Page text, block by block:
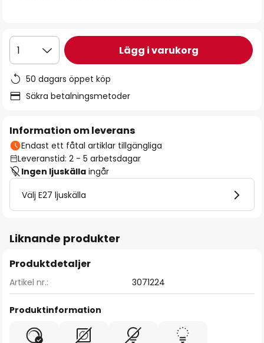
1 Lägg i varukorg
50 dagars öppet köp
Säkra betalningsmetoder
Information om leverans
Endast ett fåtal artiklar tillgängliga
Leveranstid: 2 - 5 arbetsdagar
Ingen ljuskälla ingår
Välj E27 ljuskälla
Liknande produkter
Produktdetaljer
Artikel nr.: 3071224
Produktinformation